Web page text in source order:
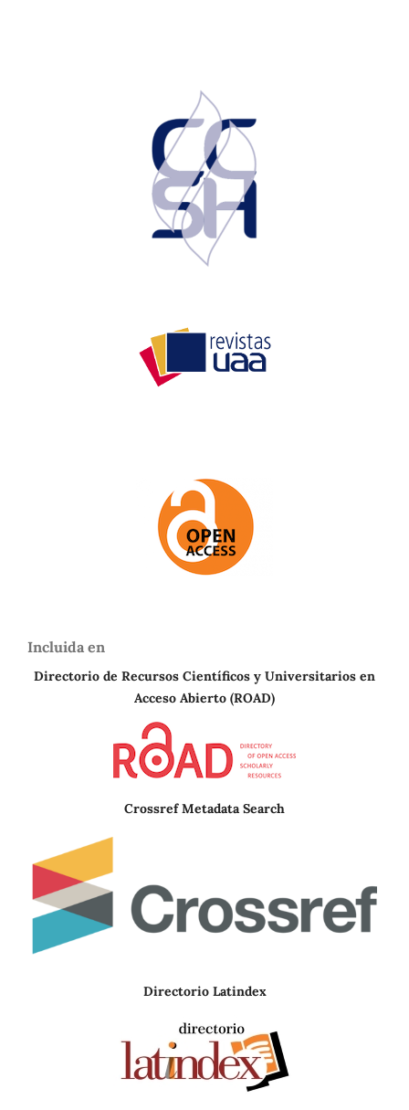
Incluida en
Directorio de Recursos Científicos y Universitarios en
Acceso Abierto (ROAD)
Crossref Metadata Search
Directorio Latindex